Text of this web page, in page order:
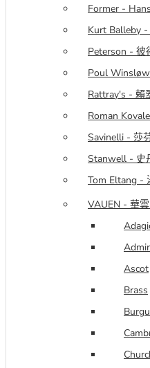
Former -
Kurt Balleby
Peterson - 彼
Poul
Rattray's - 賴
Roman
Savinelli - 莎
Stanwell - 史
Tom Eltang -
VAUEN - 華雲
Ascot
Brass